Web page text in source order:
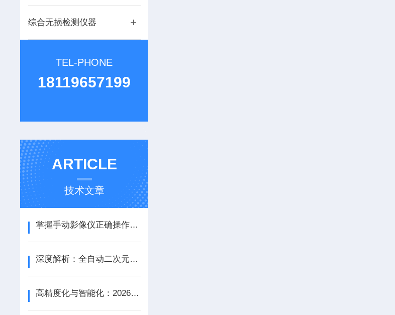
综合无损检测仪器
TEL-PHONE
18119657199
ARTICLE
技术文章
掌握手动影像仪正确操作方法才能有效避免数据偏差
深度解析：全自动二次元影像测量仪的正确使用方法全攻略
高精度化与智能化：2026国产三坐标测量仪核心技术演进